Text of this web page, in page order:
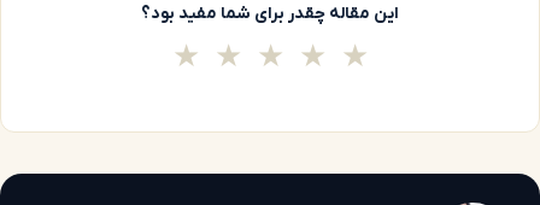
این مقاله چقدر برای شما مفید بود؟
★ ★ ★ ★ ★